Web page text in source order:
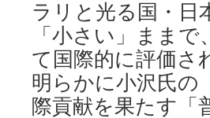
ラリと光る国・日
「小さい」まま
て国際的に評価さ
明らかに小沢氏の
際貢献を果たす「